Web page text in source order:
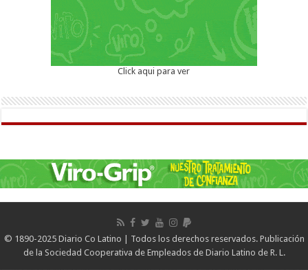
Click aqui para ver
© 1890-2025 Diario Co Latino | Todos los derechos reservados. Publicación
de la Sociedad Cooperativa de Empleados de Diario Latino de R. L.